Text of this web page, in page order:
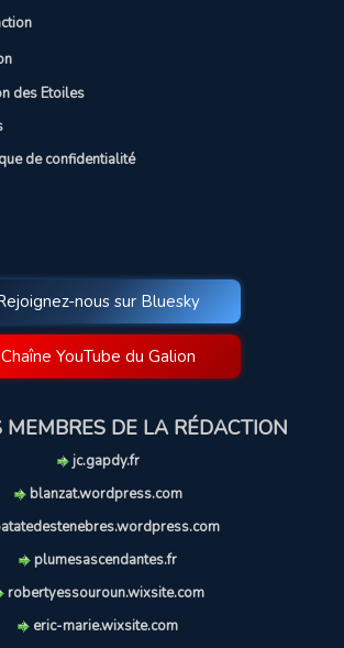
des Etoiles
de confidentialité
nous sur Bluesky
Chaîne YouTube du Galion
MEMBRES DE LA RÉDACTION
jc.gapdy.fr
blanzat.wordpress.com
plumesascendantes.fr
robertyessouroun.wixsite.com
eric-marie.wixsite.com